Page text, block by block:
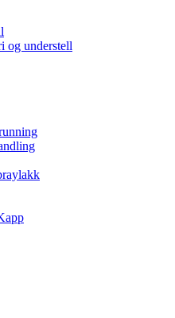
og understell